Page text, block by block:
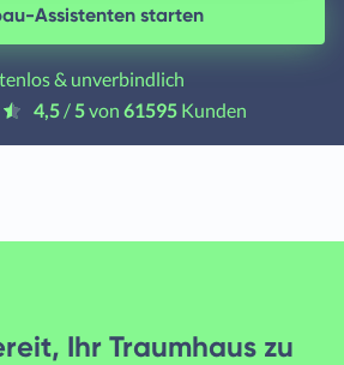
Assistenten starten
& unverbindlich
4,5/5von61595 Kunden
Ihr Traumhaus zu